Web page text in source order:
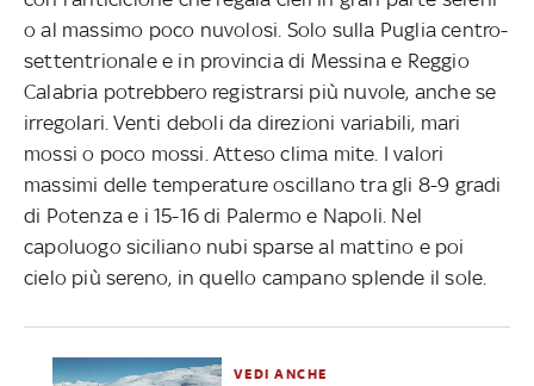
o al massimo poco nuvolosi. Solo sulla Puglia centro-
settentrionale e in provincia di Messina e Reggio
Calabria potrebbero registrarsi più nuvole, anche se
irregolari. Venti deboli da direzioni variabili, mari
mossi o poco mossi. Atteso clima mite. I valori
massimi delle temperature oscillano tra gli 8-9 gradi
di Potenza e i 15-16 di Palermo e Napoli. Nel
capoluogo siciliano nubi sparse al mattino e poi
cielo più sereno, in quello campano splende il sole.
VEDI ANCHE